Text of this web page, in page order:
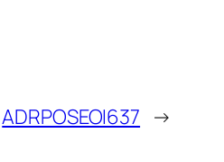
ADRPOSEOI637 →